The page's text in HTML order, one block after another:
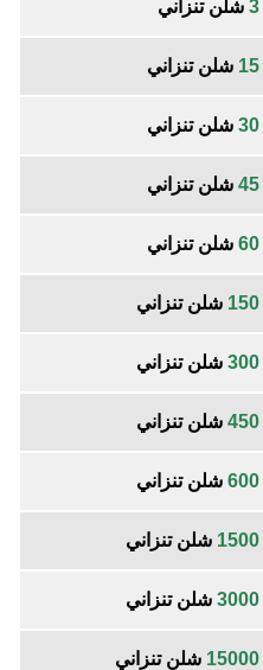
3 شلن تنزاني
15 شلن تنزاني
30 شلن تنزاني
45 شلن تنزاني
60 شلن تنزاني
150 شلن تنزاني
300 شلن تنزاني
450 شلن تنزاني
600 شلن تنزاني
1500 شلن تنزاني
3000 شلن تنزاني
15000 شلن تنزاني